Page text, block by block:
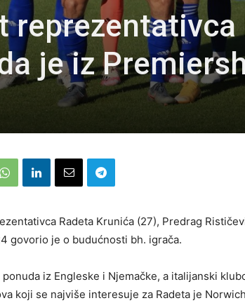
reprezentativca
je iz
Radeta Krunića (27), Predrag
govorio je o budućnosti bh. igrača.
ponuda iz Engleske i Njemačke, a italijanski
koji se najviše interesuje za Radeta je